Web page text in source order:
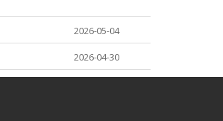
2026-05-04
2026-04-30